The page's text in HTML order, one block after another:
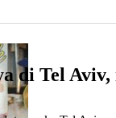
di Tel Aviv,